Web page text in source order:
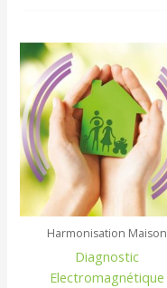
Harmonisation Maison
Diagnostic
Electromagnétique